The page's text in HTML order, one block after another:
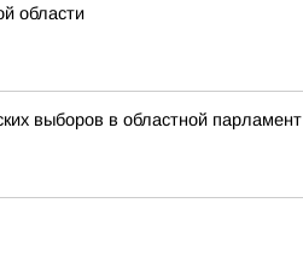
области
выборов в областной парламент